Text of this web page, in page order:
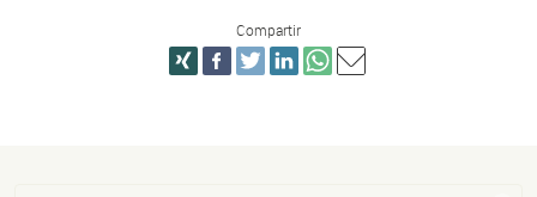
Compartir